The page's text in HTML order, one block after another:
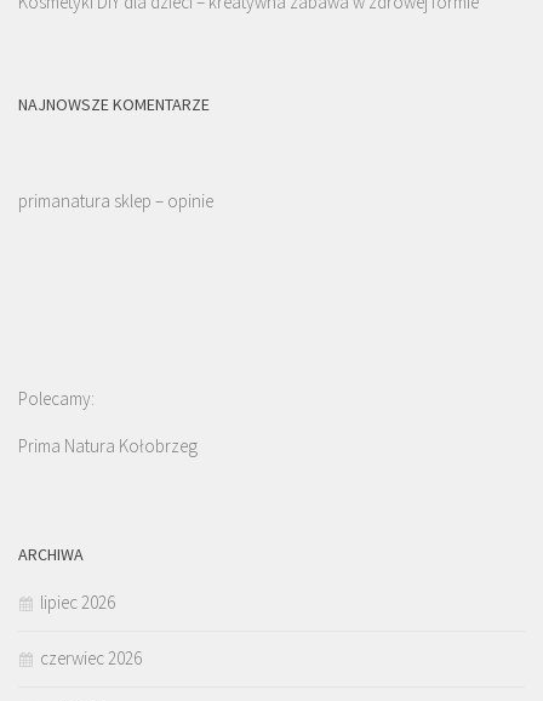
NAJNOWSZE KOMENTARZE
primanatura sklep – opinie
Polecamy:
Prima Natura Kołobrzeg
ARCHIWA
lipiec 2026
czerwiec 2026